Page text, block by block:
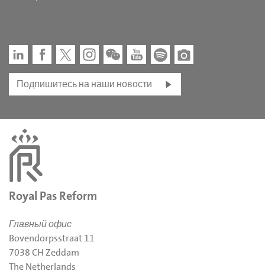
Подпишитесь на наши новости
Royal Pas Reform
Главный офис
Bovendorpsstraat 11
7038 CH Zeddam
The Netherlands